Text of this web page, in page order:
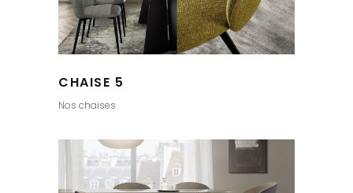
CHAISE 5
Nos chaises